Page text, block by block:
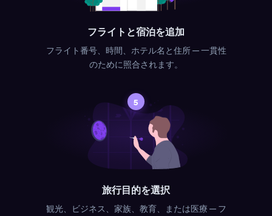
フライトと宿泊を追加
フライト番号、時間、ホテル名と住所 — 一貫性
のために照合されます。
5
旅行目的を選択
観光、ビジネス、家族、教育、または医療 — フ